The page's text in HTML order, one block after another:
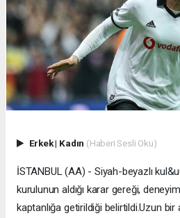
Erkek| Kadın (Haberi Sesli Oku)
İSTANBUL (AA) - Siyah-beyazlı
kurulunun aldığı karar gereği,
kaptanlığa getirildiği belirtildi.Uzun